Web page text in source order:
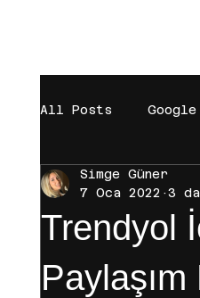
All Posts Google
digital
Trendyol
Paylaşım
Simge Güner
7 Oca 2022
3